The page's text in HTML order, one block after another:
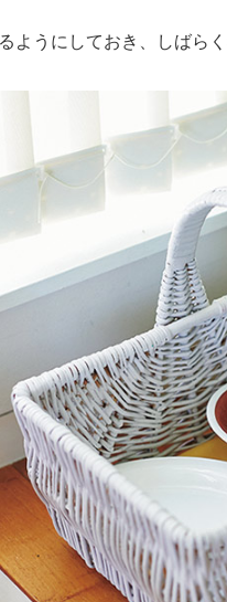
ようにしておき、しばらく